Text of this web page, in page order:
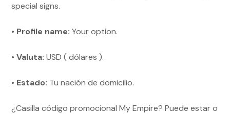
special signs.
• Profile name: Your option.
• Valuta: USD ( dólares ).
• Estado: Tu nación de domicilio.
¿Casilla código promocional My Empire? Puede estar o